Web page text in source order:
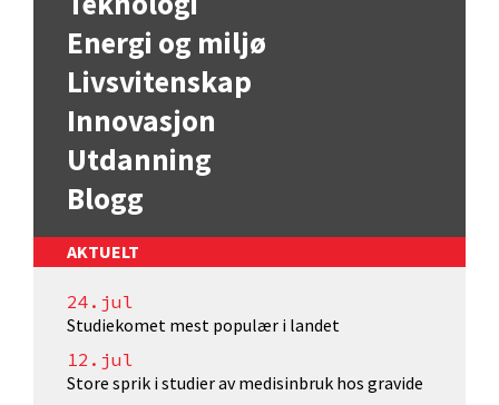
Energi og miljø
Livsvitenskap
Innovasjon
Utdanning
Blogg
AKTUELT
24.jul
Studiekomet mest populær i landet
12.jul
Store sprik i studier av medisinbruk hos gravide